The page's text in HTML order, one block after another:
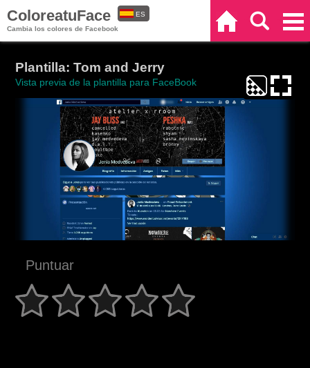
ColoreatuFace
Cambia los colores de Facebook
ES
Plantilla: Tom and Jerry
Vista previa de la plantilla para FaceBook
Puntuar